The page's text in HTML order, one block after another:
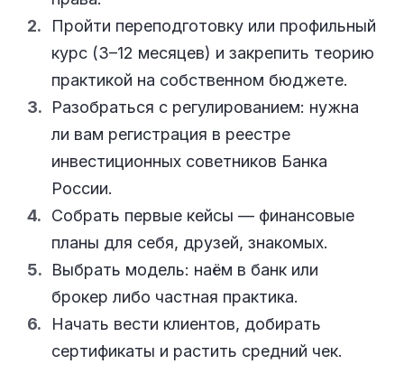
Пройти переподготовку или профильный
курс (3–12 месяцев) и закрепить теорию
практикой на собственном бюджете.
Разобраться с регулированием: нужна
ли вам регистрация в реестре
инвестиционных советников Банка
России.
Собрать первые кейсы — финансовые
планы для себя, друзей, знакомых.
Выбрать модель: наём в банк или
брокер либо частная практика.
Начать вести клиентов, добирать
сертификаты и растить средний чек.